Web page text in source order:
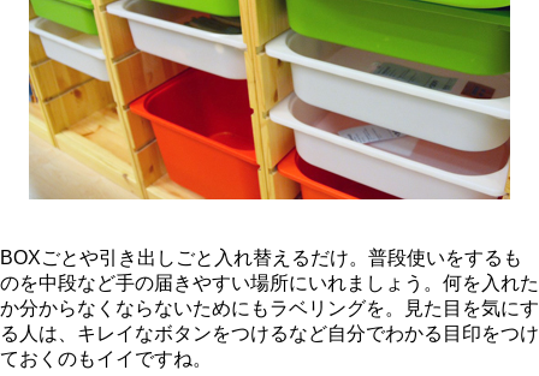
BOXごとや引き出しごと入れ替えるだけ。普段使いをするも
のを中段など手の届きやすい場所にいれましょう。何を入れた
か分からなくならないためにもラベリングを。見た目を気にす
る人は、キレイなボタンをつけるなど自分でわかる目印をつけ
ておくのもイイですね。